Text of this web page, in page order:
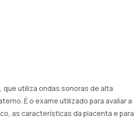
utiliza ondas sonoras de alta
É o exame utilizado para avaliar a
as características da placenta e para